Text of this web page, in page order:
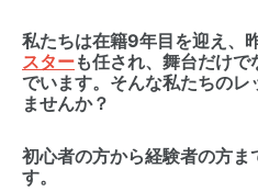
私たちは在籍9年目を迎え、
スターも任され、舞台だけ
でいます。そんな私たちの
ませんか？
初心者の方から経験者の方
す。